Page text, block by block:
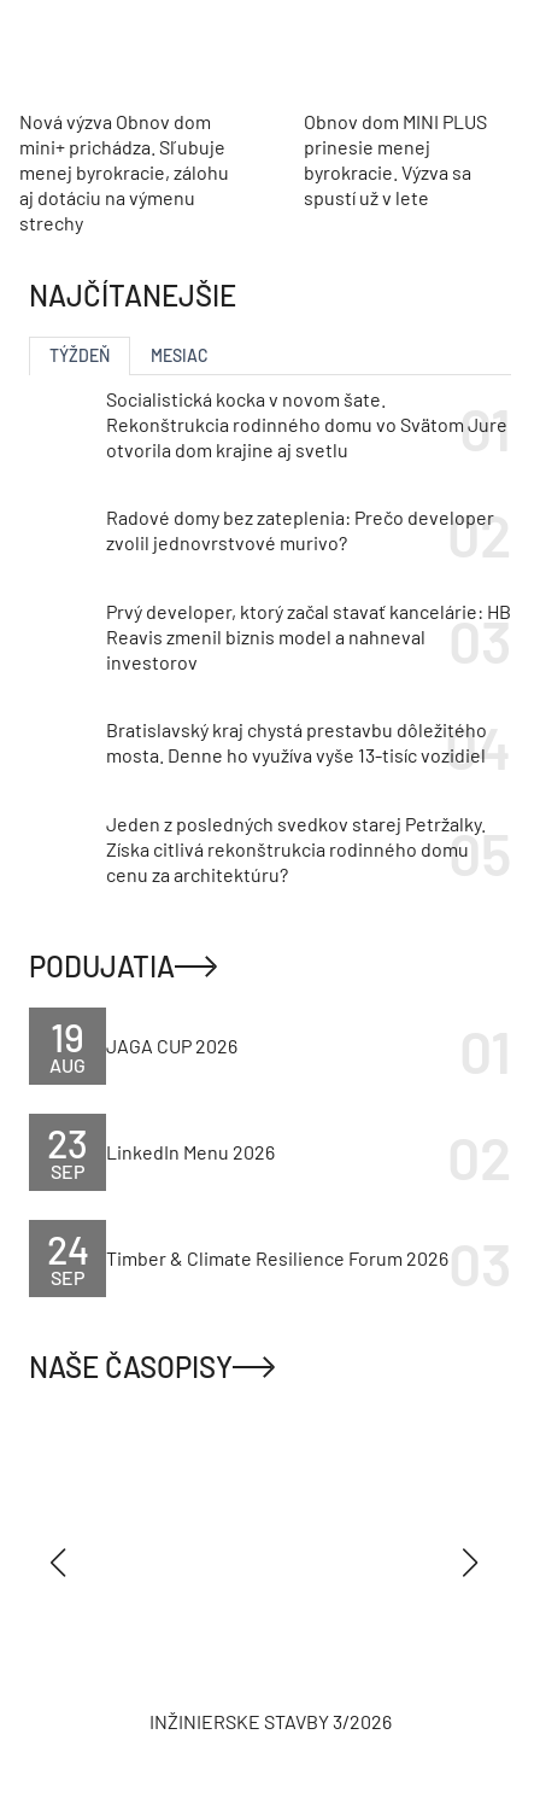
Nová výzva Obnov dom
mini+ prichádza. Sľubuje
menej byrokracie, zálohu
aj dotáciu na výmenu
strechy
Obnov dom MINI PLUS
prinesie menej
byrokracie. Výzva sa
spustí už v lete
NAJČÍTANEJŠIE
TÝŽDEŇ MESIAC
Socialistická kocka v novom šate.
Rekonštrukcia rodinného domu vo Svätom Jure
otvorila dom krajine aj svetlu
Radové domy bez zateplenia: Prečo developer
zvolil jednovrstvové murivo?
Prvý developer, ktorý začal stavať kancelárie: HB
Reavis zmenil biznis model a nahneval
investorov
Bratislavský kraj chystá prestavbu dôležitého
mosta. Denne ho využíva vyše 13-tisíc vozidiel
Jeden z posledných svedkov starej Petržalky.
Získa citlivá rekonštrukcia rodinného domu
cenu za architektúru?
PODUJATIA
AUG
19 JAGA CUP 2026
SEP
23 LinkedIn Menu 2026
SEP
24 Timber & Climate Resilience Forum 2026
NAŠE ČASOPISY
INŽINIERSKE STAVBY 3/2026